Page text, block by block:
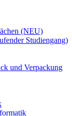
(NEU)
Studiengang)
und Verpackung